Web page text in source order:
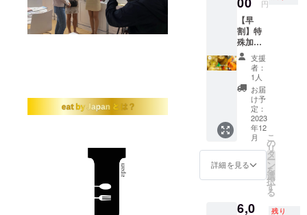
店「す
みれ」
監修
肉味噌
そぼ
ろ 2袋
・名店
「すみ
れ」監
修
チャー
ハンの
素 2袋
※配送日
をあく
す。収
円
【早
割】特
殊加
工！朝
獲れ生
野菜
セット
3,000円
(税込／
送料込
ターン
詳細 ・
北海道
産 バ
ター
(５袋入
支援
者：
1人
お届
け予
定：
2023
年12
月
詳細を見る
こ
の
リ
タ
ー
ン
を
選
択
す
る
6,0 残り